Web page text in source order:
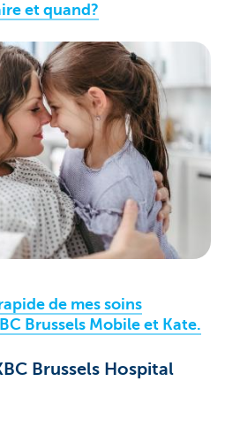
et quand?
de mes soins
Brussels Mobile et Kate.
Brussels Hospital